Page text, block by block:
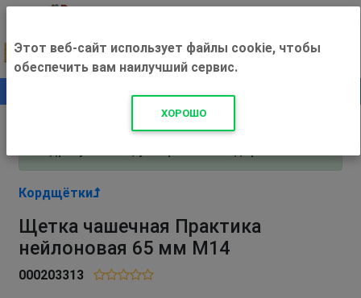
+500 ₽
Внимание! С 3 августа магазин работает по
Кордщётки
Щетка чашечная Практика
нейлоновая 65 мм М14
000203313
Этот веб-сайт использует файлы cookie, чтобы
обеспечить вам наилучший сервис.
ХОРОШО